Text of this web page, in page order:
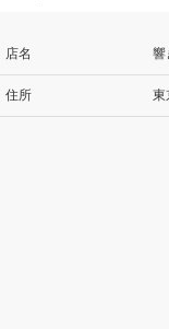
店名 響
住所 東